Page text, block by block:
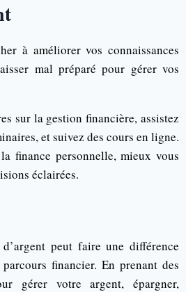
à améliorer vos connaissances
mal préparé pour gérer vos
sur la gestion financière, assistez
et suivez des cours en ligne.
finance personnelle, mieux vous
éclairées.
peut faire une différence
financier. En prenant des
gérer votre argent, épargner,